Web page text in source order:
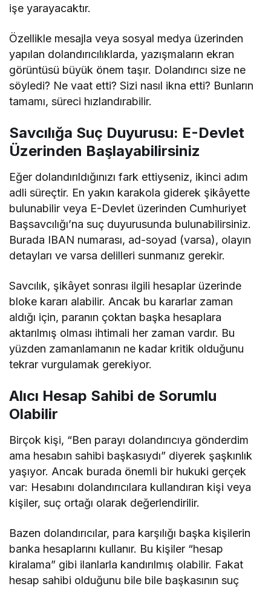
işe yarayacaktır.
Özellikle mesajla veya sosyal medya üzerinden
yapılan dolandırıcılıklarda, yazışmaların ekran
görüntüsü büyük önem taşır. Dolandırıcı size ne
söyledi? Ne vaat etti? Sizi nasıl ikna etti? Bunların
tamamı, süreci hızlandırabilir.
Savcılığa Suç Duyurusu: E-Devlet
Üzerinden Başlayabilirsiniz
Eğer dolandırıldığınızı fark ettiyseniz, ikinci adım
adli süreçtir. En yakın karakola giderek şikâyette
bulunabilir veya E-Devlet üzerinden Cumhuriyet
Başsavcılığı’na suç duyurusunda bulunabilirsiniz.
Burada IBAN numarası, ad-soyad (varsa), olayın
detayları ve varsa delilleri sunmanız gerekir.
Savcılık, şikâyet sonrası ilgili hesaplar üzerinde
bloke kararı alabilir. Ancak bu kararlar zaman
aldığı için, paranın çoktan başka hesaplara
aktarılmış olması ihtimali her zaman vardır. Bu
yüzden zamanlamanın ne kadar kritik olduğunu
tekrar vurgulamak gerekiyor.
Alıcı Hesap Sahibi de Sorumlu
Olabilir
Birçok kişi, “Ben parayı dolandırıcıya gönderdim
ama hesabın sahibi başkasıydı” diyerek şaşkınlık
yaşıyor. Ancak burada önemli bir hukuki gerçek
var: Hesabını dolandırıcılara kullandıran kişi veya
kişiler, suç ortağı olarak değerlendirilir.
Bazen dolandırıcılar, para karşılığı başka kişilerin
banka hesaplarını kullanır. Bu kişiler “hesap
kiralama” gibi ilanlarla kandırılmış olabilir. Fakat
hesap sahibi olduğunu bile bile başkasının suç